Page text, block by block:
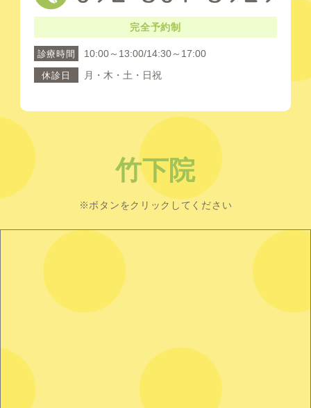
完全予約制
診療時間 10:00～13:00/14:30～17:00
休診日 月・木・土・日祝
竹下院
※ボタンをクリックしてください